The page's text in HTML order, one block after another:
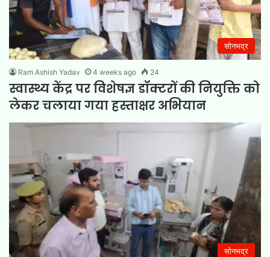
सोनभद्र
Ram Ashish Yadav 4 weeks ago 24
स्वास्थ्य केंद्र पर विशेषज्ञ डॉक्टरों की नियुक्ति को
लेकर चलाया गया हस्ताक्षर अभियान
सोनभद्र